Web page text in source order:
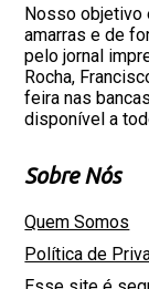
Nosso objetivo
amarras e de
pelo jornal
Rocha,
feira nas
disponível a
Sobre Nós
Quem Somos
Política de